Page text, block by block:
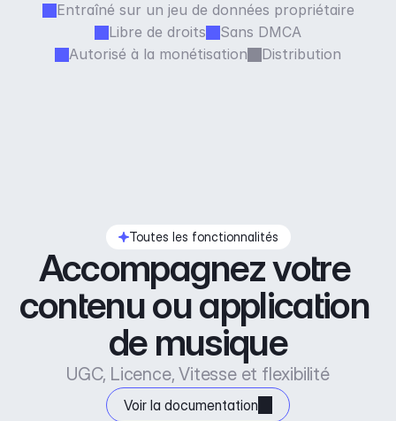
Entraîné sur un jeu de données propriétaire
Libre de droits
Sans DMCA
Autorisé à la monétisation
Distribution
Toutes les fonctionnalités
Accompagnez votre
contenu ou application
de musique
UGC, Licence, Vitesse et flexibilité
Voir la documentation